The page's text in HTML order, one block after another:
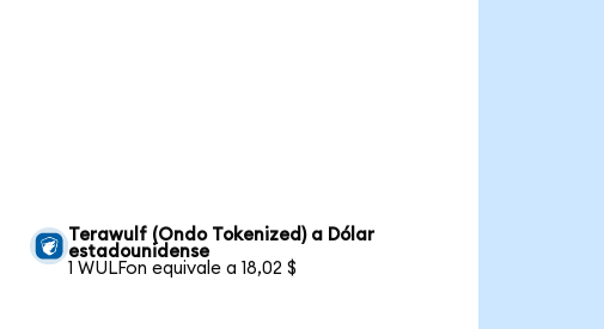
Terawulf (Ondo Tokenized) a Dólar
estadounidense
1 WULFon equivale a 18,02 $